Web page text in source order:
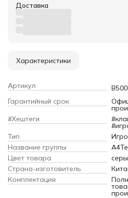
Доставка
Характеристики
Артикул
Гарантийный срок
#Хештеги
Тип
Название группы
Цвет товара
Страна-изготовитель
Комплектация